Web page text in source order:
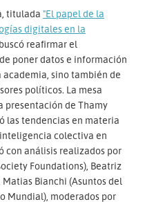
titulada "El papel de la
digitales en la
buscó reafirmar el
poner datos e información
sino también de
políticos. La mesa
presentación de Thamy
las tendencias en materia
colectiva en
con análisis realizados por
Foundations), Beatriz
Bianchi (Asuntos del
Mundial), moderados por